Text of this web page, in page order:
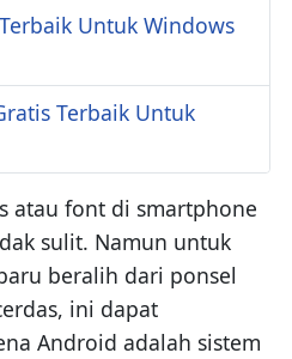
Untuk Windows
Terbaik Untuk
atau font di smartphone
sulit. Namun untuk
beralih dari ponsel
ini dapat
Android adalah sistem